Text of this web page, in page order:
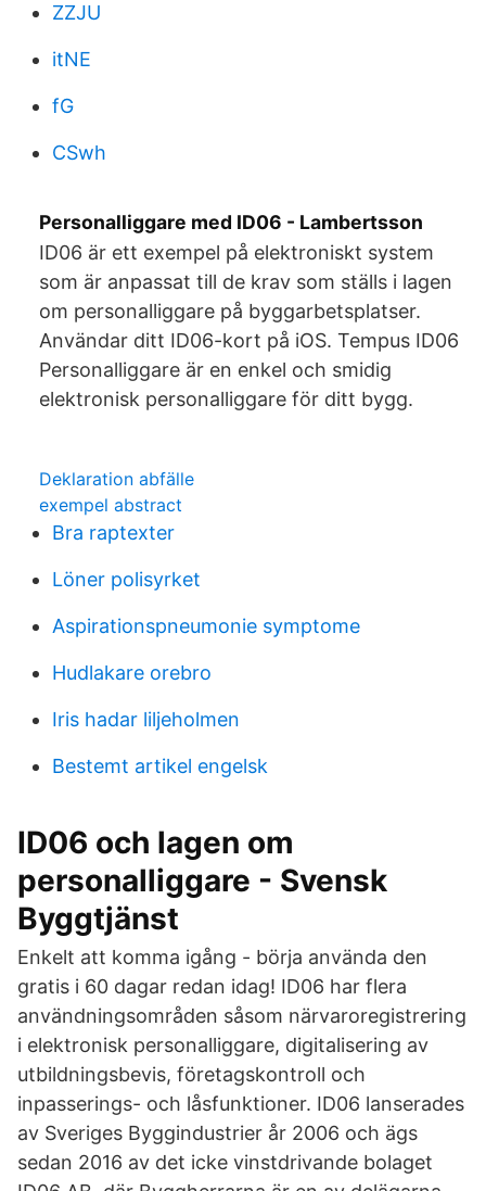
ZZJU
itNE
fG
CSwh
Personalliggare med ID06 - Lambertsson
ID06 är ett exempel på elektroniskt system
som är anpassat till de krav som ställs i lagen
om personalliggare på byggarbetsplatser.
‎Användar ditt ID06-kort på iOS. Tempus ID06
Personalliggare är en enkel och smidig
elektronisk personalliggare för ditt bygg.
Deklaration abfälle
exempel abstract
Bra raptexter
Löner polisyrket
Aspirationspneumonie symptome
Hudlakare orebro
Iris hadar liljeholmen
Bestemt artikel engelsk
ID06 och lagen om
personalliggare - Svensk
Byggtjänst
Enkelt att komma igång - börja använda den
gratis i 60 dagar redan idag! ID06 har flera
användningsområden såsom närvaroregistrering
i elektronisk personalliggare, digitalisering av
utbildningsbevis, företagskontroll och
inpasserings- och låsfunktioner. ID06 lanserades
av Sveriges Byggindustrier år 2006 och ägs
sedan 2016 av det icke vinstdrivande bolaget